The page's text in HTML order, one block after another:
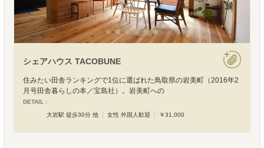
シェアハウス TACOBUNE
住みたい田舎ランキングで1位に選ばれた鳥取県の岩美町（2016年2
月号田舎暮らしの本／宝島社）。岩美町への
DETAIL :
大岩駅 徒歩30分 他
女性 外国人歓迎 ￥31,000